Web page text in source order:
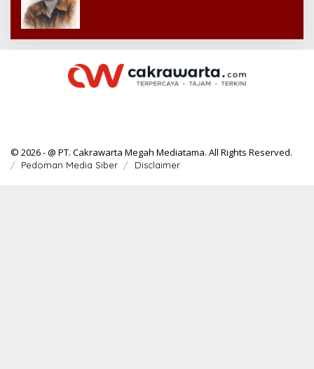
© 2026 - @ PT. Cakrawarta Megah Mediatama. All Rights Reserved.
Pedoman Media Siber Disclaimer